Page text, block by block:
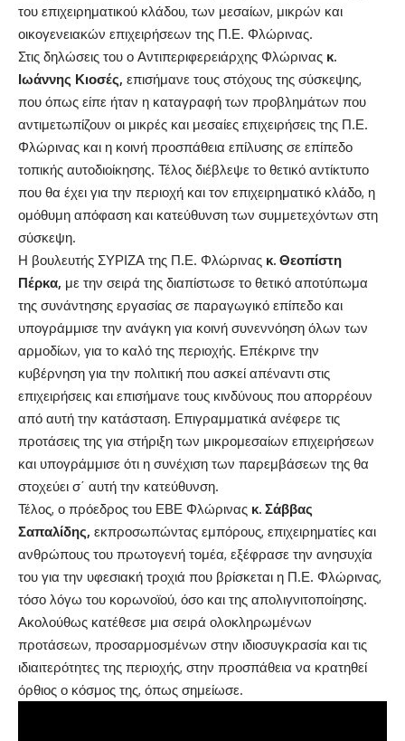
του επιχειρηματικού κλάδου, των μεσαίων, μικρών και
οικογενειακών επιχειρήσεων της Π.Ε. Φλώρινας.
Στις δηλώσεις του ο Αντιπεριφερειάρχης Φλώρινας κ.
Ιωάννης Κιοσές, επισήμανε τους στόχους της σύσκεψης,
που όπως είπε ήταν η καταγραφή των προβλημάτων που
αντιμετωπίζουν οι μικρές και μεσαίες επιχειρήσεις της Π.Ε.
Φλώρινας και η κοινή προσπάθεια επίλυσης σε επίπεδο
τοπικής αυτοδιοίκησης. Τέλος διέβλεψε το θετικό αντίκτυπο
που θα έχει για την περιοχή και τον επιχειρηματικό κλάδο, η
ομόθυμη απόφαση και κατεύθυνση των συμμετεχόντων στη
σύσκεψη.
Η βουλευτής ΣΥΡΙΖΑ της Π.Ε. Φλώρινας κ. Θεοπίστη
Πέρκα, με την σειρά της διαπίστωσε το θετικό αποτύπωμα
της συνάντησης εργασίας σε παραγωγικό επίπεδο και
υπογράμμισε την ανάγκη για κοινή συνεννόηση όλων των
αρμοδίων, για το καλό της περιοχής. Επέκρινε την
κυβέρνηση για την πολιτική που ασκεί απέναντι στις
επιχειρήσεις και επισήμανε τους κινδύνους που απορρέουν
από αυτή την κατάσταση. Επιγραμματικά ανέφερε τις
προτάσεις της για στήριξη των μικρομεσαίων επιχειρήσεων
και υπογράμμισε ότι η συνέχιση των παρεμβάσεων της θα
στοχεύει σ΄ αυτή την κατεύθυνση.
Τέλος, ο πρόεδρος του ΕΒΕ Φλώρινας κ. Σάββας
Σαπαλίδης, εκπροσωπώντας εμπόρους, επιχειρηματίες και
ανθρώπους του πρωτογενή τομέα, εξέφρασε την ανησυχία
του για την υφεσιακή τροχιά που βρίσκεται η Π.Ε. Φλώρινας,
τόσο λόγω του κορωνοϊού, όσο και της απολιγνιτοποίησης.
Ακολούθως κατέθεσε μια σειρά ολοκληρωμένων
προτάσεων, προσαρμοσμένων στην ιδιοσυγκρασία και τις
ιδιαιτερότητες της περιοχής, στην προσπάθεια να κρατηθεί
όρθιος ο κόσμος της, όπως σημείωσε.